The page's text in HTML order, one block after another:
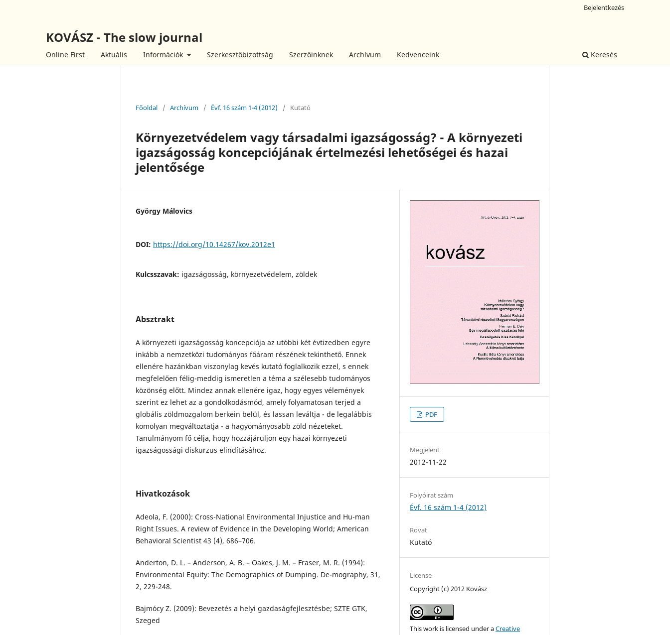
KOVÁSZ - The slow journal
Online First Aktuális Információk Szerkesztőbizottság Szerzőinknek Archívum Kedvenceink Keresés
Bejelentkezés
Főoldal / Archívum / Évf. 16 szám 1-4 (2012) / Kutató
Környezetvédelem vagy társadalmi igazságosság? - A környezeti
igazságosság koncepciójának értelmezési lehetőségei és hazai
jelentősége
György Málovics
DOI: https://doi.org/10.14267/kov.2012e1
Kulcsszavak: igazságosság, környezetvédelem, zöldek
Absztrakt
A környezeti igazságosság koncepciója az utóbbi két évtizedben egyre
inkább a nemzetközi tudományos főáram részének tekinthető. Ennek
ellenére hazánkban viszonylag kevés kutató foglalkozik ezzel, s ennek
megfelelően félig-meddig ismeretlen a téma a szélesebb tudományos
közönség előtt. Mindez annak ellenére igaz, hogy egyes vélemények
szerint ez lehet az a gondolkodásmód, amely folyamatosan terjed a
globális zöldmozgalom berkein belül, és lassan leváltja - de legalábbis
komolyan megváltoztatja - a hagyományosabb zöld nézeteket.
Tanulmányom fő célja, hogy hozzájáruljon egy hazai környezeti
igazságossági diskurzus elindításához.
Hivatkozások
Adeola, F. (2000): Cross-National Environmental Injustice and Hu-man
Right Issues. A review of Evidence in the Developing World; American
Behavioral Scientist 43 (4), 686–706.
Anderton, D. L. – Anderson, A. B. – Oakes, J. M. – Fraser, M. R. (1994):
Environmental Equity: The Demographics of Dumping. De-mography, 31,
2, 229-248.
Bajmócy Z. (2009): Bevezetés a helyi gazdaságfejlesztésbe; SZTE GTK,
Szeged
PDF
Megjelent
2012-11-22
Folyóirat szám
Évf. 16 szám 1-4 (2012)
Rovat
Kutató
License
Copyright (c) 2012 Kovász
This work is licensed under aCreative